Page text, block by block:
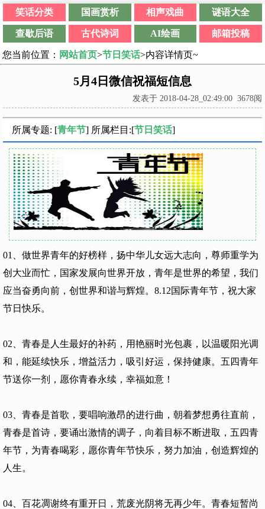
笑话分类 国画赏析 相声戏曲 谜语大全
查歇后语 古代诗词 AI绘画 邮箱投稿
您当前位置： 网站首页>节日笑话>内容详情页~
5月4日微信祝福短信息
发表于 2018-04-28_02:49:00 3678阅
所属专题: [青年节] 所属栏目:[节日笑话]
01、做世界青年的好榜样，扬中华儿女远大志向，尊师重学为
创大业而忙，国家发展向世界开放，青年是世界的希望，我们
应当奋勇向前，创世界和谐与辉煌。8.12国际青年节，祝大家
节日快乐。
02、青春是人生最好的补药，用艳丽时光包裹，以温暖阳光调
和，能延续快乐，增益活力，吸引好运，保持健康。五四青年
节送你一剂，愿你青春永续，幸福如意！
03、青春是首歌，要唱响激昂的进行曲，朝着梦想勇往直前，
青春是首诗，要诵出激情的调子，向着目标不断进取，五四青
年节，为青春喝彩，愿你青年节快乐，努力加油，创造辉煌的
人生。
04、百花凋谢终有重开日，荒废光阴将无再少年。青春短暂尚